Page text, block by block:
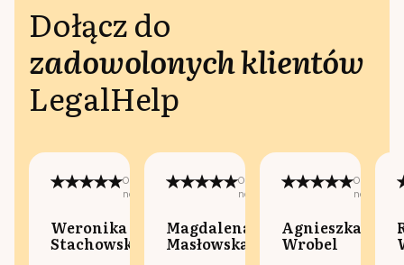
Dołącz do
zadowolonych klientów
LegalHelp
Opublikowano
na:
Weronika
Stachowska
Opublikowano
na:
Magdalena
Masłowska
na:
Agnieszka
Wrobel